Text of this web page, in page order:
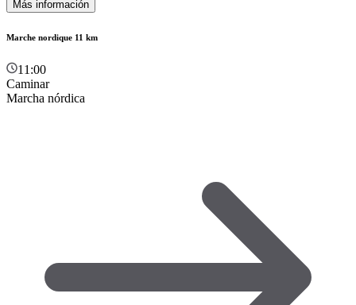
Más información
Marche nordique 11 km
11:00
Caminar
Marcha nórdica